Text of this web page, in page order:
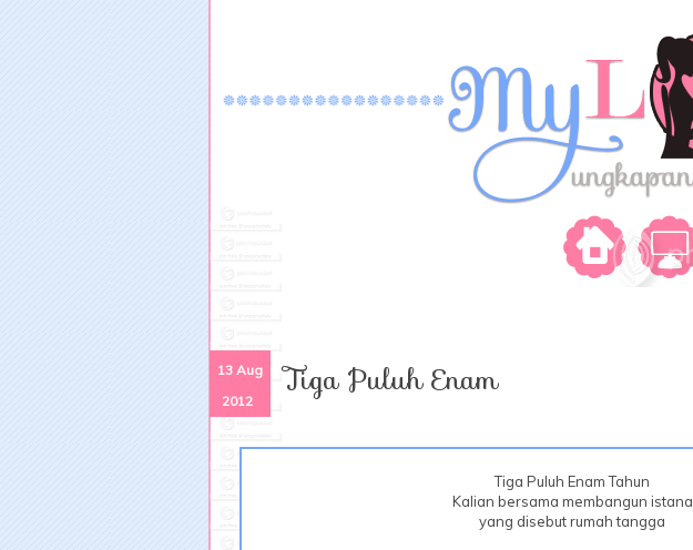
13 Aug
2012
Tiga Puluh Enam
Tiga Puluh Enam Tahun
Kalian bersama membangun istana
yang disebut rumah tangga